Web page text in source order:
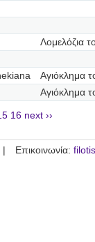
Λομελόζια
Αγιόκλημα
Αγιόκλημα
16 next ››
Επικοινωνία: